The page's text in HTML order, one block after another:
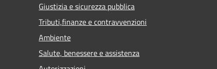
Giustizia e sicurezza pubblica
Tributi,finanze e contravvenzioni
Ambiente
Salute, benessere e assistenza